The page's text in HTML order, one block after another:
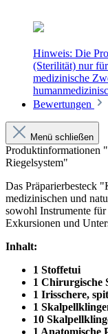
Hinweis: Die
(Sterilität) nur
medizinische
Bewertungen
Menü schließen
Produktinformationen
Riegelsystem"
Das Präparierbesteck
medizinischen und
sowohl Instrumente
Exkursionen und
Inhalt:
1 Stoffetui
1 Chirurgische
1 Irisschere,
1
10
1 Anatomische